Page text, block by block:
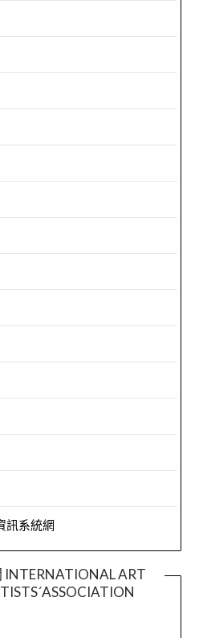
訊系統網
INTERNATIONAL ART